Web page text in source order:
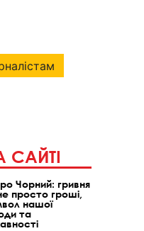
САЙТІ
Чорний: гривня
просто гроші,
нашої
та